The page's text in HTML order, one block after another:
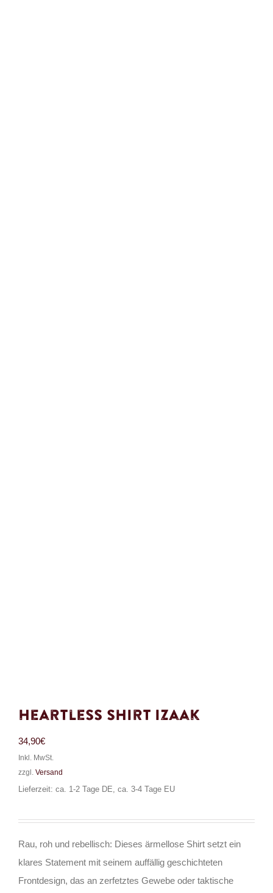
Heartless Shirt Izaak
34,90€
Inkl. MwSt.
zzgl. Versand
Lieferzeit: ca. 1-2 Tage DE, ca. 3-4 Tage EU
Rau, roh und rebellisch: Dieses ärmellose Shirt setzt ein
klares Statement mit seinem auffällig geschichteten
Frontdesign, das an zerfetztes Gewebe oder taktische